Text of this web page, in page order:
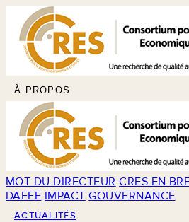
À PROPOS
MOT DU DIRECTEUR CRES EN
DAFFE IMPACT GOUVERNANCE
ACTUALITÉS